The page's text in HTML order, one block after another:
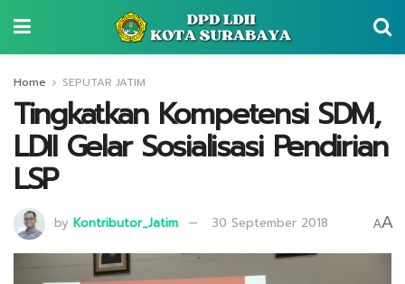
Home SEPUTAR JATIM
Tingkatkan Kompetensi SDM,
LDII Gelar Sosialisasi Pendirian
LSP
by Kontributor_Jatim 30 September 2018 AA